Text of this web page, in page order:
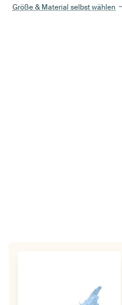
Größe & Material selbst wählen